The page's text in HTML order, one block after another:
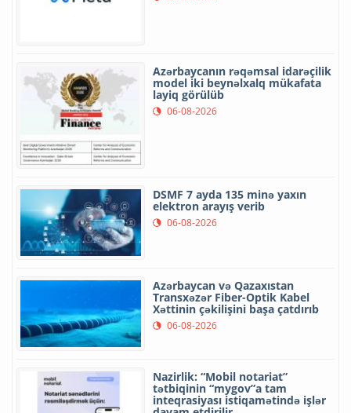
Azərbaycanın rəqəmsal idarəçilik
model iki beynəlxalq mükafata
layiq görülüb
06-08-2026
DSMF 7 ayda 135 minə yaxın
elektron arayış verib
06-08-2026
Azərbaycan və Qazaxıstan
Transxəzər Fiber-Optik Kabel
Xəttinin çəkilişini başa çatdırıb
06-08-2026
Nazirlik: “Mobil notariat”
tətbiqinin “mygov”a tam
inteqrasiyası istiqamətində işlər